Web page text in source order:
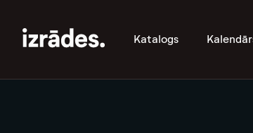
Katalogs